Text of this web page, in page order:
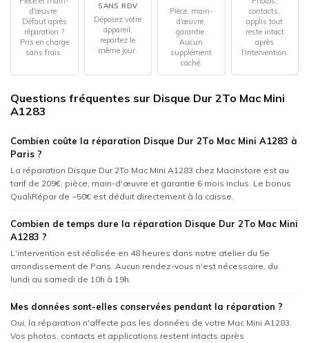
d'œuvre.
Défaut après
réparation ?
Pris en charge
sans frais.
SANS RDV
Déposez votre
appareil,
repartez le
même jour.
Pièce, main-
d'œuvre,
garantie.
Aucun
supplément
caché.
contacts,
applis tout
reste intact
après
l'intervention.
Questions fréquentes sur Disque Dur 2To Mac Mini
A1283
Combien coûte la réparation Disque Dur 2To Mac Mini A1283 à
Paris ?
La réparation Disque Dur 2To Mac Mini A1283 chez Macinstore est au
tarif de 209€, pièce, main-d'œuvre et garantie 6 mois inclus. Le bonus
QualiRépar de −50€ est déduit directement à la caisse.
Combien de temps dure la réparation Disque Dur 2To Mac Mini
A1283 ?
L'intervention est réalisée en 48 heures dans notre atelier du 5e
arrondissement de Paris. Aucun rendez-vous n'est nécessaire, du
lundi au samedi de 10h à 19h.
Mes données sont-elles conservées pendant la réparation ?
Oui, la réparation n'affecte pas les données de votre Mac Mini A1283.
Vos photos, contacts et applications restent intacts après